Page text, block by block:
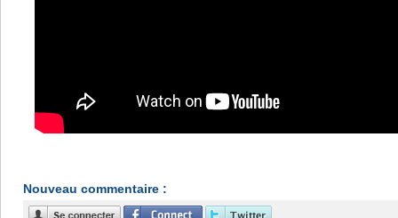
Nouveau commentaire :